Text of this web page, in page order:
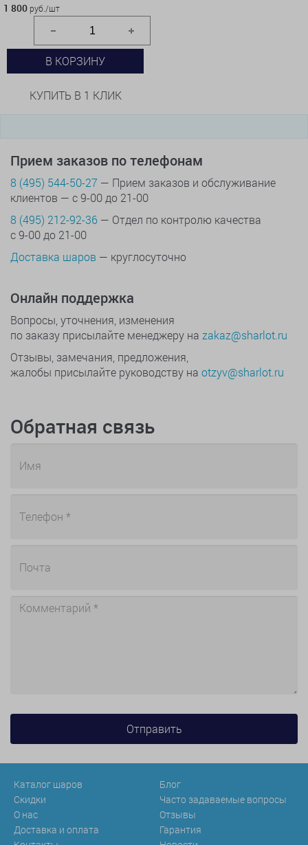
1 800 руб./шт
В КОРЗИНУ
КУПИТЬ В 1 КЛИК
Прием заказов по телефонам
8 (495) 544-50-27 — Прием заказов и обслуживание
клиентов — с 9-00 до 21-00
8 (495) 212-92-36 — Отдел по контролю качества
с 9-00 до 21-00
Доставка шаров — круглосуточно
Онлайн поддержка
Вопросы, уточнения, изменения
по заказу присылайте менеджеру на zakaz@sharlot.ru
Отзывы, замечания, предложения,
жалобы присылайте руководству на otzyv@sharlot.ru
Обратная связь
Каталог шаров
Скидки
О нас
Доставка и оплата
Блог
Часто задаваемые вопросы
Отзывы
Гарантия